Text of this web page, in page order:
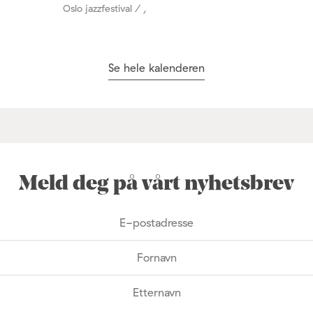
Oslo jazzfestival / ,
Se hele kalenderen
Meld deg på vårt nyhetsbrev